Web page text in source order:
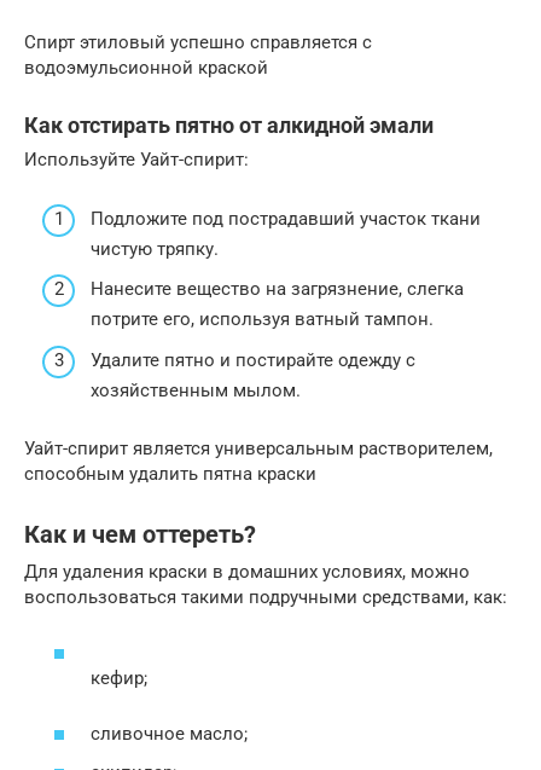
Спирт этиловый успешно справляется с
водоэмульсионной краской
Как отстирать пятно от алкидной эмали
Используйте Уайт-спирит:
Подложите под пострадавший участок ткани
чистую тряпку.
Нанесите вещество на загрязнение, слегка
потрите его, используя ватный тампон.
Удалите пятно и постирайте одежду с
хозяйственным мылом.
Уайт-спирит является универсальным растворителем,
способным удалить пятна краски
Как и чем оттереть?
Для удаления краски в домашних условиях, можно
воспользоваться такими подручными средствами, как:
кефир;
сливочное масло;